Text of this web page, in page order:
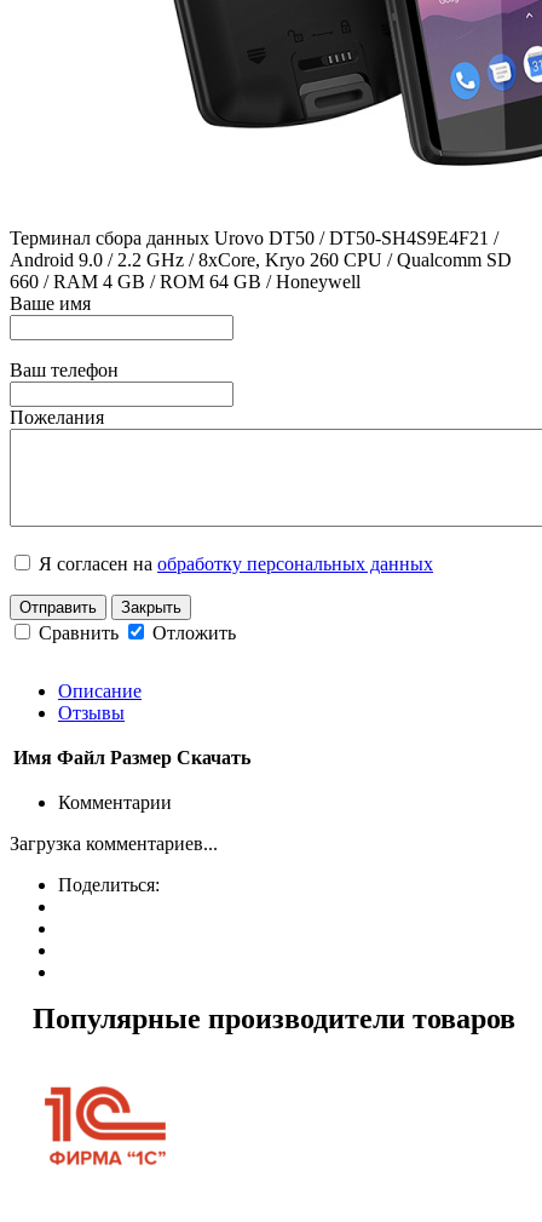
Терминал сбора данных Urovo DT50 / DT50-SH4S9E4F21 /
Android 9.0 / 2.2 GHz / 8xCore, Kryo 260 CPU / Qualcomm SD
660 / RAM 4 GB / ROM 64 GB / Honeywell
Ваше имя
Ваш телефон
Пожелания
Я согласен на обработку персональных данных
Отправить Закрыть
Сравнить Отложить
Описание
Отзывы
Имя Файл Размер Скачать
Комментарии
Загрузка комментариев...
Поделиться:
Популярные производители товаров